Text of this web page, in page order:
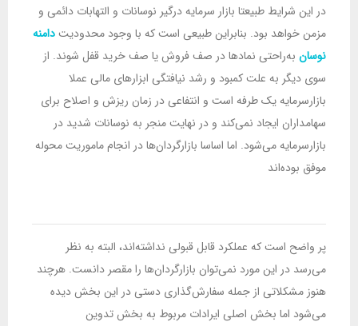
در این شرایط طبیعتا بازار سرمایه درگیر نوسانات و التهابات دائمی و
مزمن خواهد بود. بنابراین طبیعی است که با وجود محدودیتدامنه
نوسان به‌راحتی نمادها در صف فروش یا صف خرید قفل شوند. از
سوی دیگر به علت کمبود و رشد نیافتگی ابزارهای مالی عملا
بازارسرمایه یک طرفه است و انتفاعی در زمان ریزش و اصلاح برای
سهامداران ایجاد نمی‌کند و در نهایت منجر به نوسانات شدید در
بازارسرمایه می‌شود. اما اساسا بازارگردان‌ها در انجام ماموریت محوله
موفق بوده‌اند
پر واضح است که عملکرد قابل قبولی نداشته‌اند، البته به نظر
می‌رسد در این مورد نمی‌توان بازارگردان‌ها را مقصر دانست. هرچند
هنوز مشکلاتی از جمله سفارش‌گذاری دستی در این بخش دیده
می‌شود اما بخش اصلی ایرادات مربوط به بخش تدوین